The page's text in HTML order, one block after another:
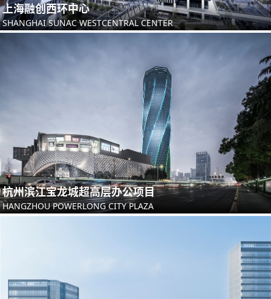
上海融创西环中心
SHANGHAI SUNAC WESTCENTRAL CENTER
杭州滨江宝龙城超高层办公项目
HANGZHOU POWERLONG CITY PLAZA